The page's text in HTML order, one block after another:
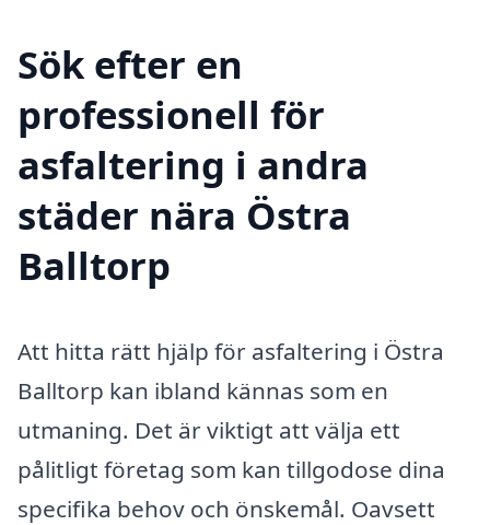
Sök efter en
professionell för
asfaltering i andra
städer nära Östra
Balltorp
Att hitta rätt hjälp för asfaltering i Östra
Balltorp kan ibland kännas som en
utmaning. Det är viktigt att välja ett
pålitligt företag som kan tillgodose dina
specifika behov och önskemål. Oavsett